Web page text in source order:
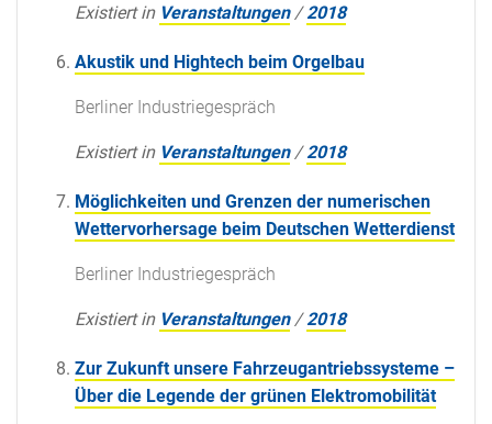
Existiert in Veranstaltungen /2018
Akustik und Hightech beim Orgelbau
Berliner Industriegespräch
Existiert in Veranstaltungen /2018
Möglichkeiten und Grenzen der numerischen
Wettervorhersage beim Deutschen Wetterdienst
Berliner Industriegespräch
Existiert in Veranstaltungen /2018
Zur Zukunft unsere Fahrzeugantriebssysteme –
Über die Legende der grünen Elektromobilität